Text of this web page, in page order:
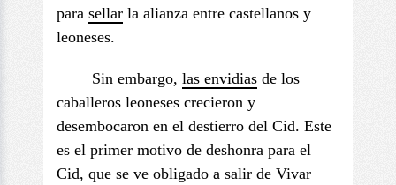
para sellar la alianza entre castellanos y
leoneses.
Sin embargo, las envidias de los
caballeros leoneses crecieron y
desembocaron en el destierro del Cid. Este
es el primer motivo de deshonra para el
Cid, que se ve obligado a salir de Vivar